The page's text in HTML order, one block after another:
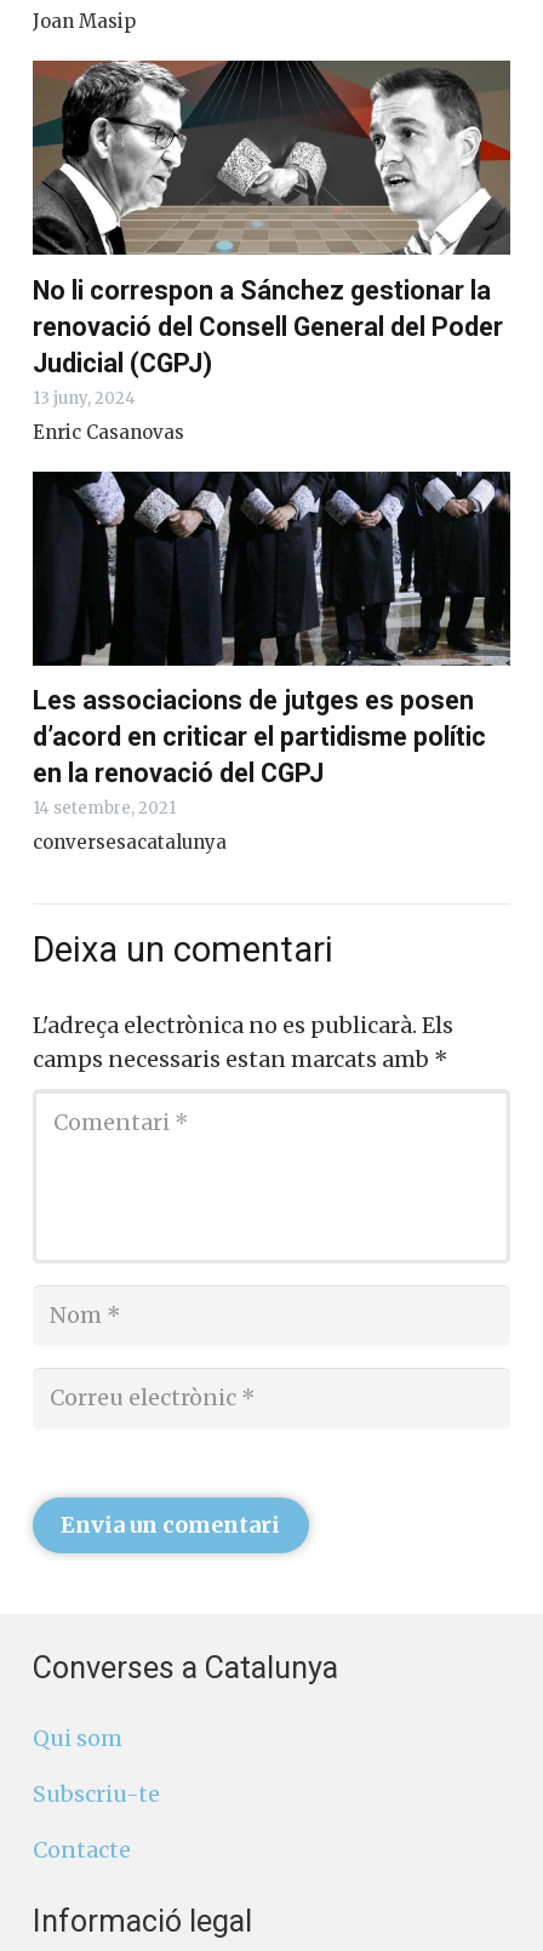
Joan Masip
No li correspon a Sánchez gestionar la
renovació del Consell General del Poder
Judicial (CGPJ)
13 juny, 2024
Enric Casanovas
Les associacions de jutges es posen
d’acord en criticar el partidisme polític
en la renovació del CGPJ
14 setembre, 2021
conversesacatalunya
Deixa un comentari
L'adreça electrònica no es publicarà. Els
camps necessaris estan marcats amb *
Envia un comentari
Converses a Catalunya
Qui som
Subscriu-te
Contacte
Informació legal